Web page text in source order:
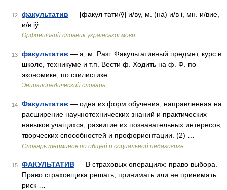
12 факультатив — [факул тати/ў] и/ву, м. (на) и/в і, мн. и/вие,
и/в іў …
Орфоепічний словник української мови
13 факультатив — а; м. Разг. Факультативный предмет, курс в
школе, техникуме и т.п. Вести ф. Ходить на ф. Ф. по
экономике, по стилистике …
Энциклопедический словарь
14 Факультатив — одна из форм обучения, направленная на
расширение научнотехнических знаний и практических
навыков учащихся, развитие их познавательных интересов,
творческих способностей и профориентации. (2) …
Словарь терминов по общей и социальной педагогике
15 ФАКУЛЬТАТИВ — В страховых операциях: право выбора.
Право страховщика решать, принимать или не принимать
риск …